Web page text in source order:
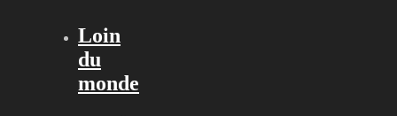
Loin
du
monde